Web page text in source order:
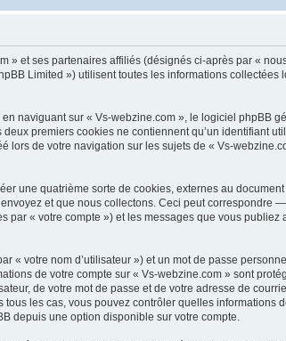
et ses partenaires affiliés (désignés ci-après par «
Limited ») utilisent toutes les informations
naviguant sur « Vs-webzine.com », le logiciel phpBB
premiers cookies ne contiennent qu’un identifiant
de votre navigation sur les sujets de « Vs-
une quatrième sorte de cookies, externes au
et que nous collectons. Ceci peut correspondre
par « votre compte ») et les messages que vous
« votre nom d’utilisateur ») et un mot de passe
de votre compte sur « Vs-webzine.com » sont
de votre mot de passe et de votre adresse de
les cas, vous pouvez contrôler quelles
depuis une option disponible sur votre compte.